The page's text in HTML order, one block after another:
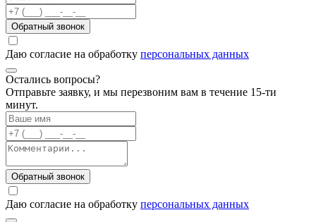
Обратный звонок
Даю согласие на обработку персональных данных
Остались вопросы?
Отправьте заявку, и мы перезвоним вам в течение 15-ти
минут.
Обратный звонок
Даю согласие на обработку персональных данных